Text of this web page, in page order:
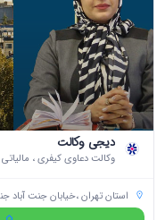
دیجی وکالت
وکالت دعاوی کیفری ،
استان تهران ،خیابان جنت آباد جنوبی ،خیابان ششم